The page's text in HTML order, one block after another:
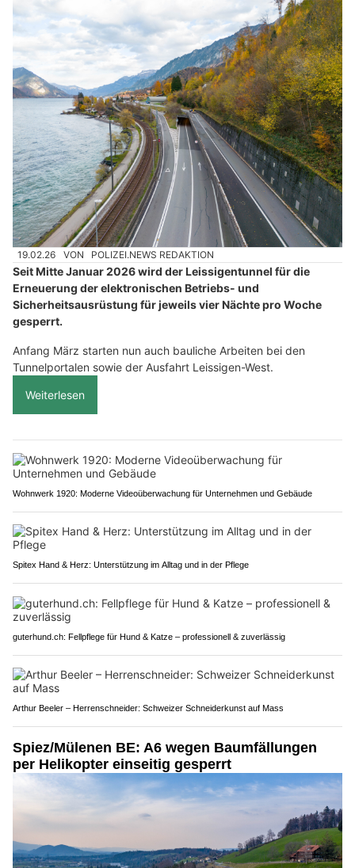
19.02.26 VON POLIZEI.NEWS REDAKTION
Seit Mitte Januar 2026 wird der Leissigentunnel für die
Erneuerung der elektronischen Betriebs- und
Sicherheitsausrüstung für jeweils vier Nächte pro Woche
gesperrt.
Anfang März starten nun auch bauliche Arbeiten bei den
Tunnelportalen sowie der Ausfahrt Leissigen-West.
Weiterlesen
Wohnwerk 1920: Moderne Videoüberwachung für Unternehmen und Gebäude
Spitex Hand & Herz: Unterstützung im Alltag und in der Pflege
guterhund.ch: Fellpflege für Hund & Katze – professionell & zuverlässig
Arthur Beeler – Herrenschneider: Schweizer Schneiderkunst auf Mass
Spiez/Mülenen BE: A6 wegen Baumfällungen
per Helikopter einseitig gesperrt